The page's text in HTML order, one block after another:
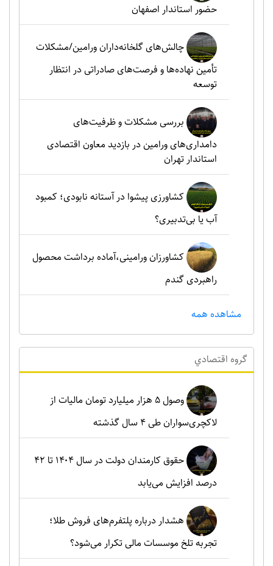
حضور استاندار اصفهان
چالش‌های گلخانه‌داران ورامین/مشکلات
تأمین نهاده‌ها و فرصت‌های صادراتی در انتظار
توسعه
بررسی مشکلات و ظرفیت‌های
دامداری‌های ورامین در بازدید معاون اقتصادی
استاندار تهران
کشاورزی پیشوا در آستانه نابودی؛ کمبود
آب یا بی‌تدبیری؟
کشاورزان ورامینی،آماده برداشت محصول
راهبردی گندم
مشاهده همه
گروه اقتصادي
وصول ۵ هزار میلیارد تومان مالیات از
لاکچری‌سواران طی ۴ سال گذشته
حقوق کارمندان دولت در سال ۱۴۰۴ تا ۴۲
درصد افزایش می‌یابد
هشدار درباره پلتفرم‌های فروش طلا؛
تجربه تلخ موسسات مالی تکرار می‌شود؟